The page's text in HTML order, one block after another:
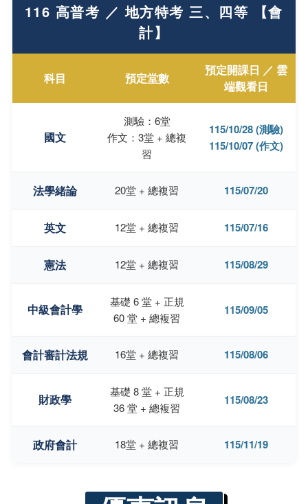
116 高普考 ／ 地方特考 三、四等 【會
計】
科目 預定堂數
預定開課日 ／ 雲
端觀看日
國文
測驗：6堂
作文：3堂 + 總複
習
115/10/28 (測驗)
115/10/07 (作文)
法學緒論 20堂 + 總複習 115/07/20
英文 12堂 + 總複習 115/07/16
憲法 12堂 + 總複習 115/08/29
中級會計學
基礎 6 堂 + 正規
60 堂 + 總複習
115/09/05
會計審計法規 16堂 + 總複習 115/08/06
財政學
基礎 8 堂 + 正規
36 堂 + 總複習
115/08/23
政府會計 18堂 + 總複習 115/11/19